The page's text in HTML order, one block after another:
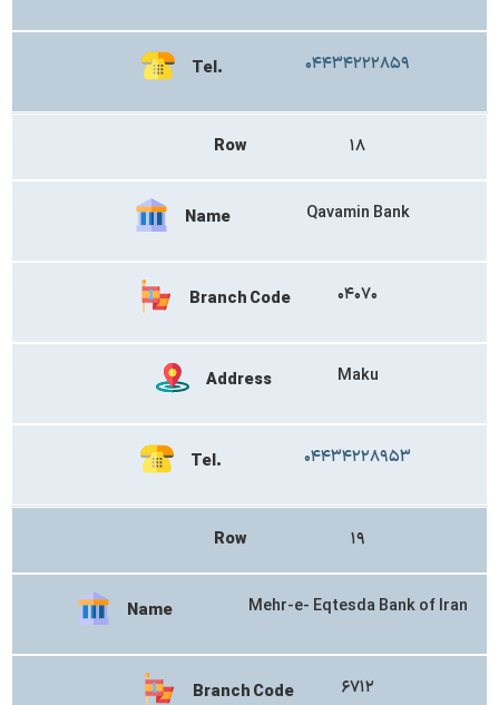
Tel. ۰۴۴۳۴۲۲۲۸۵۹
Row ۱۸
Name Qavamin Bank
Branch Code ۰۴۰۷۰
Address Maku
Tel. ۰۴۴۳۴۲۲۸۹۵۳
Row ۱۹
Name Mehr-e- Eqtesda Bank of Iran
Branch Code ۶۷۱۲